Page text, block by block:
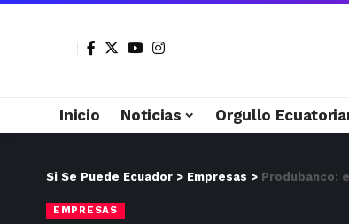
Inicio Noticias Orgullo
Si Se Puede Ecuador > Empresas > Produbanco:
EMPRESAS